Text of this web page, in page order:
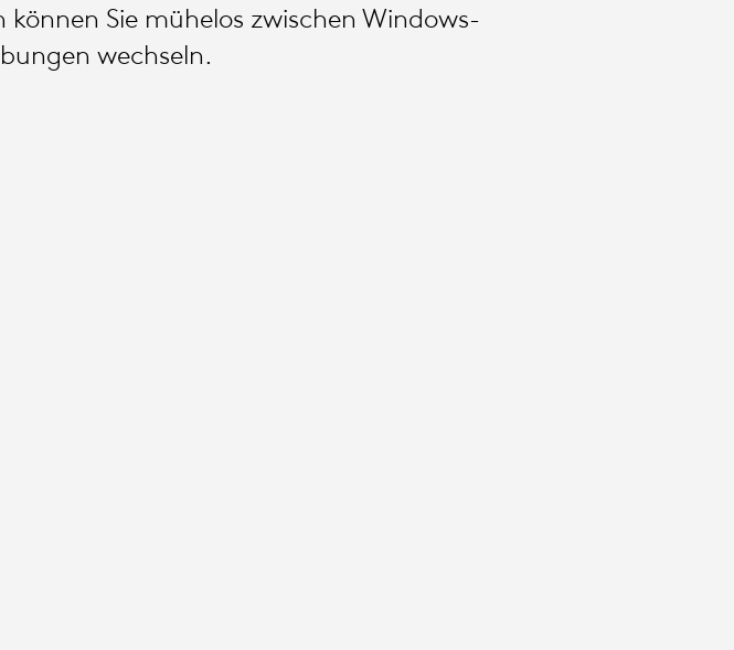
Sie mühelos zwischen Windows-
wechseln.